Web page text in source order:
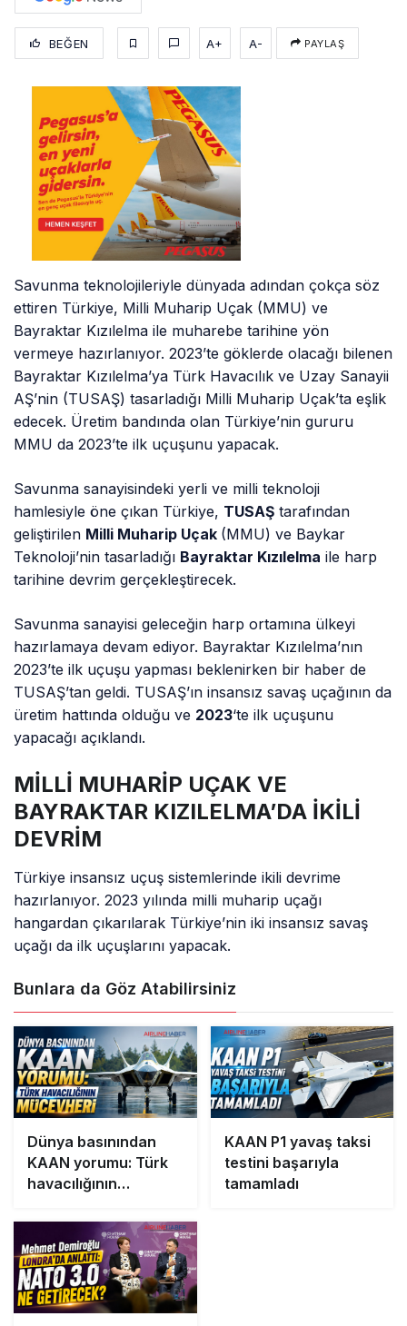
BEĞEN A+ A- PAYLAŞ
Savunma teknolojileriyle dünyada adından çokça söz
ettiren Türkiye, Milli Muharip Uçak (MMU) ve
Bayraktar Kızılelma ile muharebe tarihine yön
vermeye hazırlanıyor. 2023’te göklerde olacağı bilenen
Bayraktar Kızılelma’ya Türk Havacılık ve Uzay Sanayii
AŞ’nin (TUSAŞ) tasarladığı Milli Muharip Uçak’ta eşlik
edecek. Üretim bandında olan Türkiye’nin gururu
MMU da 2023’te ilk uçuşunu yapacak.
Savunma sanayisindeki yerli ve milli teknoloji
hamlesiyle öne çıkan Türkiye, TUSAŞ tarafından
geliştirilen Milli Muharip Uçak (MMU) ve Baykar
Teknoloji’nin tasarladığı Bayraktar Kızılelma ile harp
tarihine devrim gerçekleştirecek.
Savunma sanayisi geleceğin harp ortamına ülkeyi
hazırlamaya devam ediyor. Bayraktar Kızılelma’nın
2023’te ilk uçuşu yapması beklenirken bir haber de
TUSAŞ’tan geldi. TUSAŞ’ın insansız savaş uçağının da
üretim hattında olduğu ve 2023‘te ilk uçuşunu
yapacağı açıklandı.
MİLLİ MUHARİP UÇAK VE
BAYRAKTAR KIZILELMA’DA İKİLİ
DEVRİM
Türkiye insansız uçuş sistemlerinde ikili devrime
hazırlanıyor. 2023 yılında milli muharip uçağı
hangardan çıkarılarak Türkiye’nin iki insansız savaş
uçağı da ilk uçuşlarını yapacak.
Bunlara da Göz Atabilirsiniz
Dünya basınından
KAAN yorumu: Türk
havacılığının
KAAN P1 yavaş taksi
testini başarıyla
tamamladı